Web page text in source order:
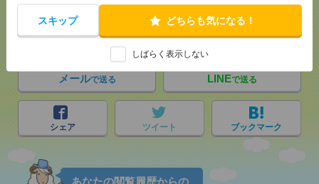
スキップ どちらも気になる！
しばらく表示しない
メールで送る LINEで送る
シェア ツイート ブックマーク
あなたの閲覧履歴からの